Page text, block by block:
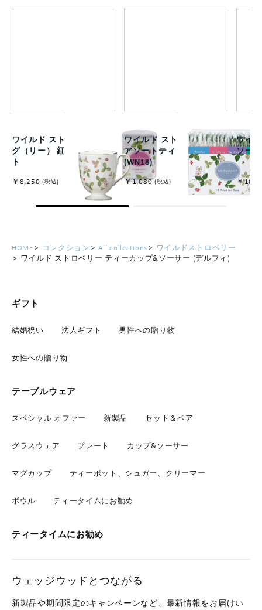
ワイルド ストロベリー マ
グ（リー） 紅茶付きセッ
ト
￥8,250 (税込)
ワイルド ストロベリー
アソートティーバッグ
(WN18)
￥1,080 (税込)
ワイ
ソー
￥
HOME コレクション All collections
ワイルドストロベリー
ワイルド ストロベリー ティーカップ&ソーサー (デルフィ)
ギフト
結婚祝い 法人ギフト 男性への贈り物
女性への贈り物
テーブルウェア
スペシャル オファー 新製品 セット＆ペア
グラスウェア プレート カップ&ソーサー
マグカップ ティーポット、シュガー、クリーマー
ボウル ティータイムにお勧め
ティータイムにお勧め
ウェッジウッドとつながる
新製品や期間限定のキャンペーンなど、最新情報をお届けい